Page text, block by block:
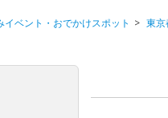
イベント・おでかけスポット
東京